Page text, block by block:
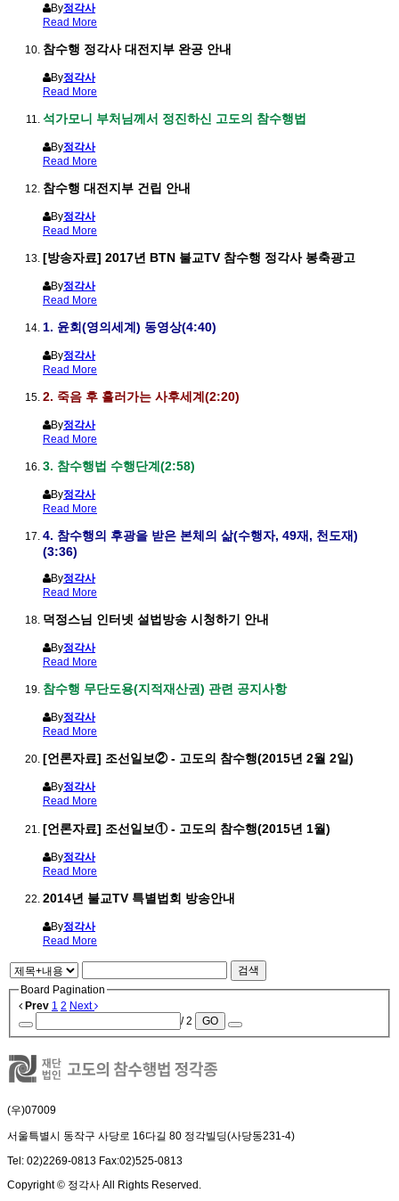
By정각사
Read More
참수행 정각사 대전지부 완공 안내
By정각사
Read More
석가모니 부처님께서 정진하신 고도의 참수행법
By정각사
Read More
참수행 대전지부 건립 안내
By정각사
Read More
[방송자료] 2017년 BTN 불교TV 참수행 정각사 봉축광고
By정각사
Read More
1. 윤회(영의세계) 동영상(4:40)
By정각사
Read More
2. 죽음 후 흘러가는 사후세계(2:20)
By정각사
Read More
3. 참수행법 수행단계(2:58)
By정각사
Read More
4. 참수행의 후광을 받은 본체의 삶(수행자, 49재, 천도재)
(3:36)
By정각사
Read More
덕정스님 인터넷 설법방송 시청하기 안내
By정각사
Read More
참수행 무단도용(지적재산권) 관련 공지사항
By정각사
Read More
[언론자료] 조선일보② - 고도의 참수행(2015년 2월 2일)
By정각사
Read More
[언론자료] 조선일보① - 고도의 참수행(2015년 1월)
By정각사
Read More
2014년 불교TV 특별법회 방송안내
By정각사
Read More
검색
Board Pagination
Prev 1 2 Next
/ 2
GO
(우)07009
서울특별시 동작구 사당로 16다길 80 정각빌딩(사당동231-4)
Tel: 02)2269-0813 Fax:02)525-0813
Copyright © 정각사 All Rights Reserved.